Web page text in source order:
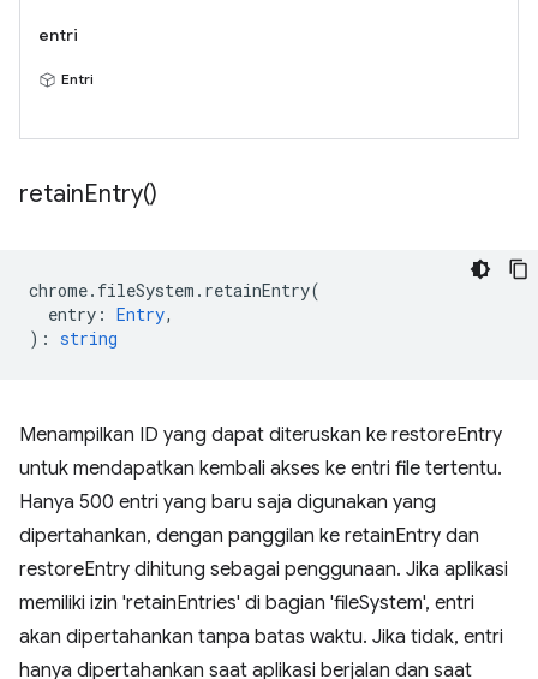
entri
Entri
retainEntry()
chrome. fileSystem . retainEntry(
entry : Entry,
) : string
Menampilkan ID yang dapat diteruskan ke restoreEntry
untuk mendapatkan kembali akses ke entri file tertentu.
Hanya 500 entri yang baru saja digunakan yang
dipertahankan, dengan panggilan ke retainEntry dan
restoreEntry dihitung sebagai penggunaan. Jika aplikasi
memiliki izin 'retainEntries' di bagian 'fileSystem', entri
akan dipertahankan tanpa batas waktu. Jika tidak, entri
hanya dipertahankan saat aplikasi berjalan dan saat